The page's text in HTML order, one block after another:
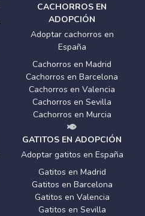
CACHORROS EN
ADOPCIÓN
Adoptar cachorros en
España
Cachorros en Madrid
Cachorros en Barcelona
Cachorros en Valencia
Cachorros en Sevilla
Cachorros en Murcia
GATITOS EN ADOPCIÓN
Adoptar gatitos en España
Gatitos en Madrid
Gatitos en Barcelona
Gatitos en Valencia
Gatitos en Sevilla